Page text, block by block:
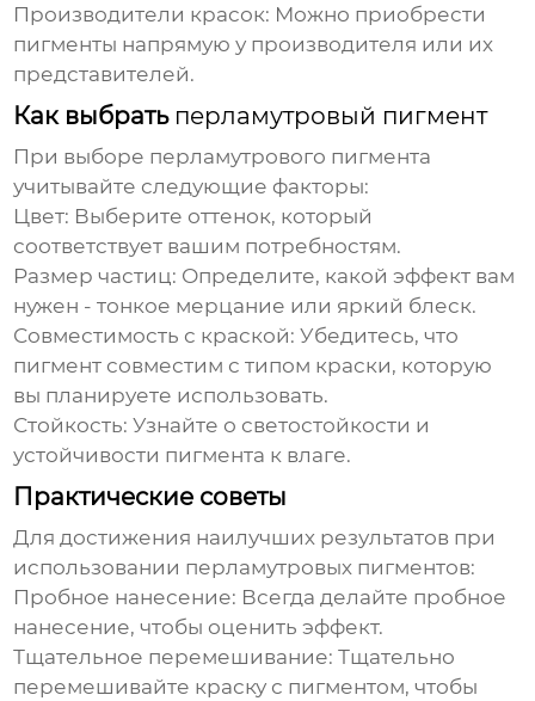
Производители красок: Можно приобрести
пигменты напрямую у производителя или их
представителей.
Как выбрать перламутровый пигмент
При выборе перламутрового пигмента
учитывайте следующие факторы:
Цвет: Выберите оттенок, который
соответствует вашим потребностям.
Размер частиц: Определите, какой эффект вам
нужен - тонкое мерцание или яркий блеск.
Совместимость с краской: Убедитесь, что
пигмент совместим с типом краски, которую
вы планируете использовать.
Стойкость: Узнайте о светостойкости и
устойчивости пигмента к влаге.
Практические советы
Для достижения наилучших результатов при
использовании перламутровых пигментов:
Пробное нанесение: Всегда делайте пробное
нанесение, чтобы оценить эффект.
Тщательное перемешивание: Тщательно
перемешивайте краску с пигментом, чтобы